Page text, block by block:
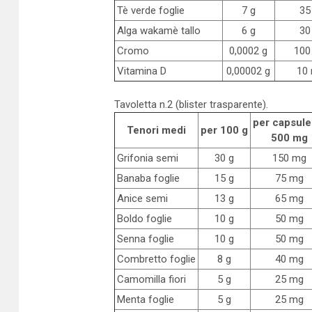
Tè verde foglie
7 g
Alga wakamè tallo
6 g
Cromo
0,0002 g
Vitamina D
0,00002 g 10
Tavoletta n.2 (blister trasparente).
Tenori medi per 100 g
per
500 mg
Grifonia semi
30 g
150 mg
Banaba foglie
15 g
75 mg
Anice semi
13 g
65 mg
Boldo foglie
10 g
50 mg
Senna foglie
10 g
50 mg
Combretto foglie
8 g
40 mg
Camomilla fiori
5 g
25 mg
Menta foglie
5 g
25 mg